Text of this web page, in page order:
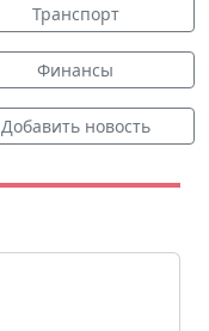
Транспорт
Финансы
Добавить новость